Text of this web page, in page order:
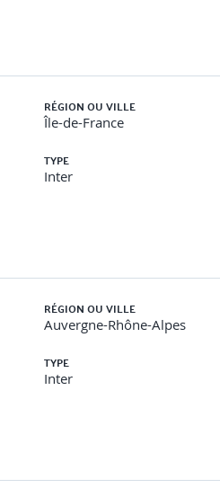
RÉGION OU VILLE
Île-de-France
TYPE
Inter
RÉGION OU VILLE
Auvergne-Rhône-Alpes
TYPE
Inter